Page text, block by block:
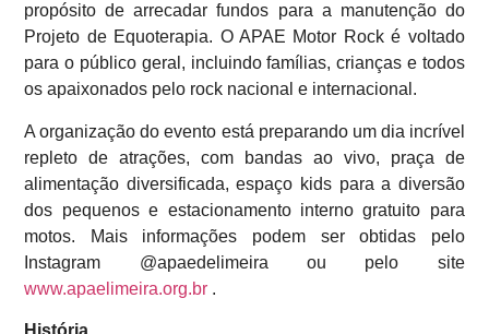
propósito de arrecadar fundos para a manutenção do
Projeto de Equoterapia. O APAE Motor Rock é voltado
para o público geral, incluindo famílias, crianças e todos
os apaixonados pelo rock nacional e internacional.
A organização do evento está preparando um dia incrível
repleto de atrações, com bandas ao vivo, praça de
alimentação diversificada, espaço kids para a diversão
dos pequenos e estacionamento interno gratuito para
motos. Mais informações podem ser obtidas pelo
Instagram @apaedelimeira ou pelo site
www.apaelimeira.org.br .
História